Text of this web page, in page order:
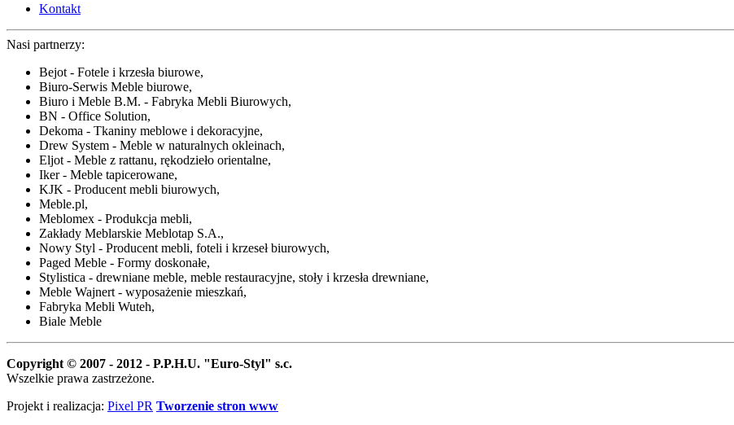
Kontakt
Nasi partnerzy:
Bejot - Fotele i krzesła biurowe,
Biuro-Serwis Meble biurowe,
Biuro i Meble B.M. - Fabryka Mebli Biurowych,
BN - Office Solution,
Dekoma - Tkaniny meblowe i dekoracyjne,
Drew System - Meble w naturalnych okleinach,
Eljot - Meble z rattanu, rękodzieło orientalne,
Iker - Meble tapicerowane,
KJK - Producent mebli biurowych,
Meble.pl,
Meblomex - Produkcja mebli,
Zakłady Meblarskie Meblotap S.A.,
Nowy Styl - Producent mebli, foteli i krzeseł biurowych,
Paged Meble - Formy doskonałe,
Stylistica - drewniane meble, meble restauracyjne, stoły i krzesła drewniane,
Meble Wajnert - wyposażenie mieszkań,
Fabryka Mebli Wuteh,
Biale Meble
Copyright © 2007 - 2012 - P.P.H.U. "Euro-Styl" s.c.
Wszelkie prawa zastrzeżone.
Projekt i realizacja: Pixel PR Tworzenie stron www